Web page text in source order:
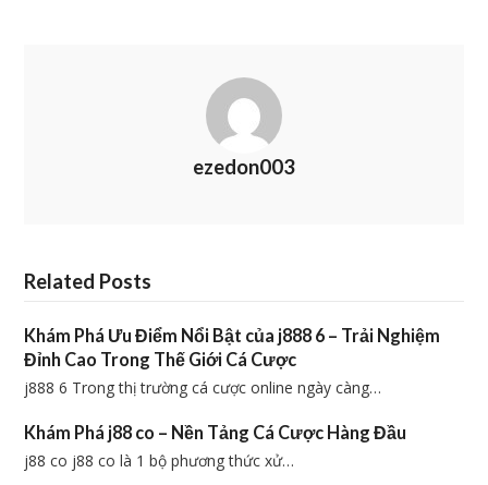
ezedon003
Related Posts
Khám Phá Ưu Điểm Nổi Bật của j888 6 – Trải Nghiệm
Đỉnh Cao Trong Thế Giới Cá Cược
j888 6 Trong thị trường cá cược online ngày càng…
Khám Phá j88 co – Nền Tảng Cá Cược Hàng Đầu
j88 co j88 co là 1 bộ phương thức xử…